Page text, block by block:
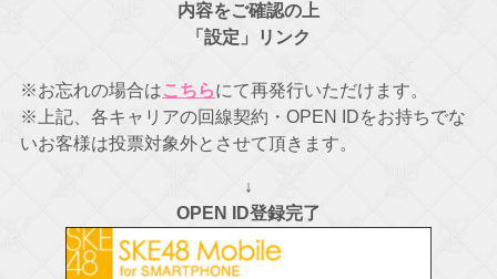
内容をご確認の上
「設定」リンク
※お忘れの場合はこちらにて再発行いただけます。
※上記、各キャリアの回線契約・OPEN IDをお持ちでな
いお客様は投票対象外とさせて頂きます。
↓
OPEN ID登録完了